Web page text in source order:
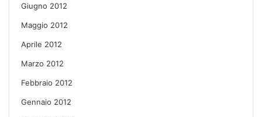
Giugno 2012
Maggio 2012
Aprile 2012
Marzo 2012
Febbraio 2012
Gennaio 2012